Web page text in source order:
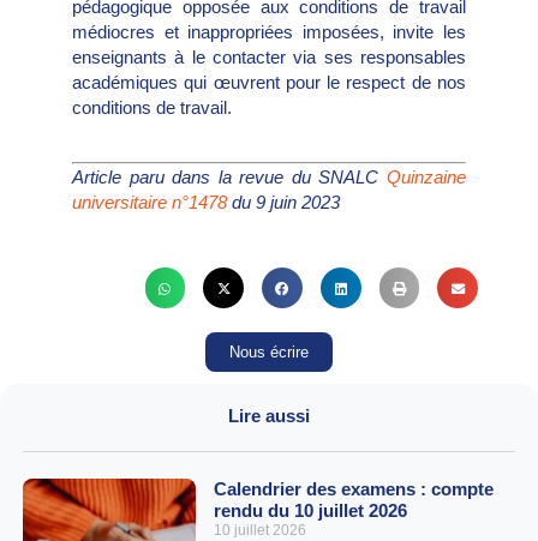
pédagogique opposée aux conditions de travail
médiocres et inappropriées imposées, invite les
enseignants à le contacter via ses responsables
académiques qui œuvrent pour le respect de nos
conditions de travail.
Article paru dans la revue du SNALC Quinzaine
universitaire n°1478du 9 juin 2023
Nous écrire
Lire aussi
Calendrier des examens : compte
rendu du 10 juillet 2026
10 juillet 2026